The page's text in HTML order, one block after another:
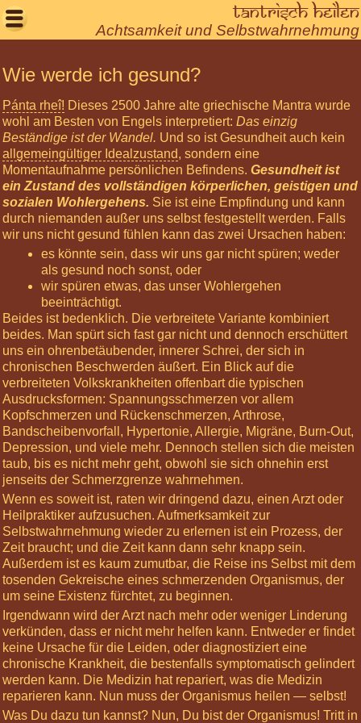
Tantrisch heilen
Achtsamkeit und Selbstwahrnehmung

Wie werde ich gesund?
Pánta rheî! Dieses 2500 Jahre alte griechische Mantra wurde
wohl am Besten von Engels interpretiert: Das einzig
Beständige ist der Wandel. Und so ist Gesundheit auch kein
allgemeingültiger Idealzustand, sondern eine
Momentaufnahme persönlichen Befindens. Gesundheit ist
ein Zustand des vollständigen körperlichen, geistigen und
sozialen Wohlergehens. Sie ist eine Empfindung und kann
durch niemanden außer uns selbst festgestellt werden. Falls
wir uns nicht gesund fühlen kann das zwei Ursachen haben:
es könnte sein, dass wir uns gar nicht spüren; weder
als gesund noch sonst, oder
wir spüren etwas, das unser Wohlergehen
beeinträchtigt.
Beides ist bedenklich. Die verbreitete Variante kombiniert
beides. Man spürt sich fast gar nicht und dennoch erschüttert
uns ein ohrenbetäubender, innerer Schrei, der sich in
chronischen Beschwerden äußert. Ein Blick auf die
verbreiteten Volkskrankheiten offenbart die typischen
Ausdrucksformen: Spannungsschmerzen vor allem
Kopfschmerzen und Rückenschmerzen, Arthrose,
Bandscheibenvorfall, Hypertonie, Allergie, Migräne, Burn-Out,
Depression, und viele mehr. Dennoch stellen sich die meisten
taub, bis es nicht mehr geht, obwohl sie sich ohnehin erst
jenseits der Schmerzgrenze wahrnehmen.
Wenn es soweit ist, raten wir dringend dazu, einen Arzt oder
Heilpraktiker aufzusuchen. Aufmerksamkeit zur
Selbstwahrnehmung wieder zu erlernen ist ein Prozess, der
Zeit braucht; und die Zeit kann dann sehr knapp sein.
Außerdem ist es kaum zumutbar, die Reise ins Selbst mit dem
tosenden Gekreische eines schmerzenden Organismus, der
um seine Existenz fürchtet, zu beginnen.
Irgendwann wird der Arzt nach mehr oder weniger Linderung
verkünden, dass er nicht mehr helfen kann. Entweder er findet
keine Ursache für die Leiden, oder diagnostiziert eine
chronische Krankheit, die bestenfalls symptomatisch gelindert
werden kann. Die Medizin hat repariert, was die Medizin
reparieren kann. Nun muss der Organismus heilen — selbst!
Was Du dazu tun kannst? Nun, Du bist der Organismus! Tritt in
Informiere
mich »
Nächste
Highlights
Aktuelles
Seminare
Körperarbeit
Meditationen
Über
uns
Net-
Veda
Tantra
Leben
Freyas
11
Gebote
Geocaching
Gesundheit
Heilung
Therapie
Heilmethoden
Warum
Tantra?
Lesenswertes
Gästebuch
Login